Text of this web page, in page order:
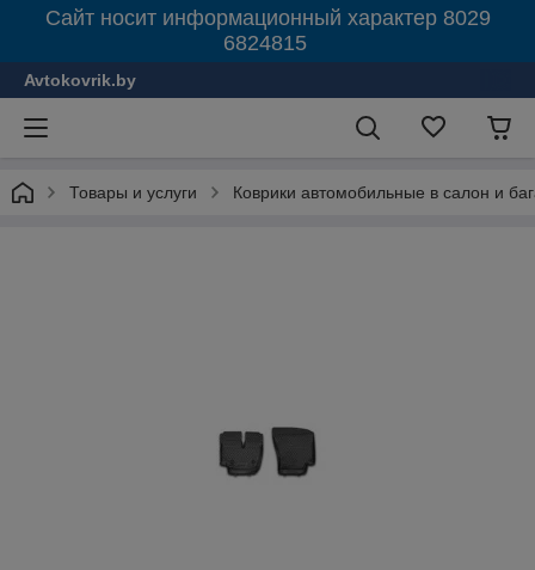
Сайт носит информационный характер 8029
6824815
Avtokovrik.by
Товары и услуги Коврики автомобильные в салон и